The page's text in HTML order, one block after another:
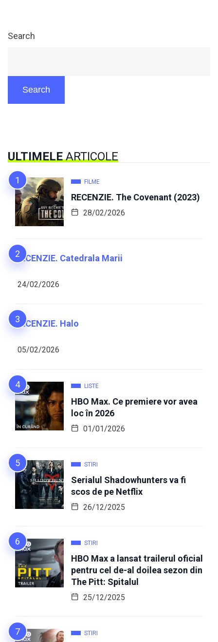
Search
Search
ULTIMELEARTICOLE
FILME
RECENZIE. The Covenant (2023)
28/02/2026
RECENZIE. Catedrala Marii
24/02/2026
RECENZIE. Halo
05/02/2026
LISTE
HBO Max. Ce premiere vor avea
loc în 2026
01/01/2026
STIRI
Serialul Shadowhunters va fi
scos de pe Netflix
26/12/2025
STIRI
HBO Max a lansat trailerul oficial
pentru cel de-al doilea sezon din
The Pitt: Spitalul
25/12/2025
STIRI